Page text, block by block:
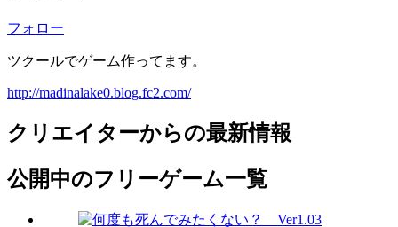
フォロー
ツクールでゲーム作ってます。
http://madinalake0.blog.fc2.com/
クリエイターからの最新情報
公開中のフリーゲーム一覧